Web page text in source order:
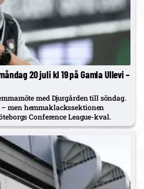
20 juli kl 19 på Gamla Ullevi –
med Djurgården till söndag.
men hemmaklackssektionen
Conference League-kval.